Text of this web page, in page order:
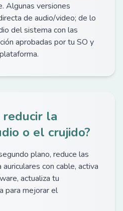
Algunas versiones
de audio/video; de lo
del sistema con las
aprobadas por tu SO y
reducir la
o el crujido?
plano, reduce las
con cable, activa
actualiza tu
para mejorar el